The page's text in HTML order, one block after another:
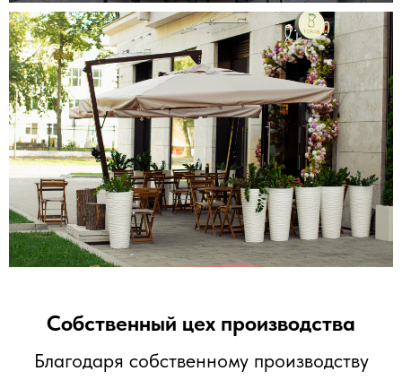
Собственный цех производства
Благодаря собственному производству